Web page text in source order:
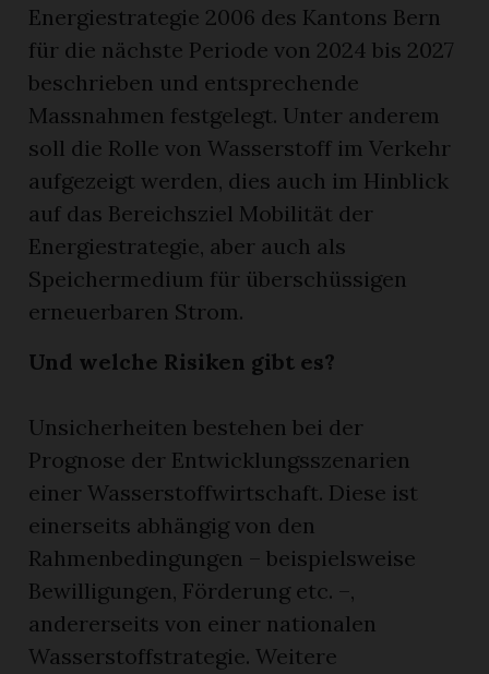
Energiestrategie 2006 des Kantons Bern
für die nächste Periode von 2024 bis 2027
beschrieben und entsprechende
Massnahmen festgelegt. Unter anderem
soll die Rolle von Wasserstoff im Verkehr
aufgezeigt werden, dies auch im Hinblick
auf das Bereichsziel Mobilität der
Energiestrategie, aber auch als
Speichermedium für überschüssigen
erneuerbaren Strom.
Und welche Risiken gibt es?
Unsicherheiten bestehen bei der
Prognose der Entwicklungsszenarien
einer Wasserstoffwirtschaft. Diese ist
einerseits abhängig von den
Rahmenbedingungen – beispielsweise
Bewilligungen, Förderung etc. –,
andererseits von einer nationalen
Wasserstoffstrategie. Weitere